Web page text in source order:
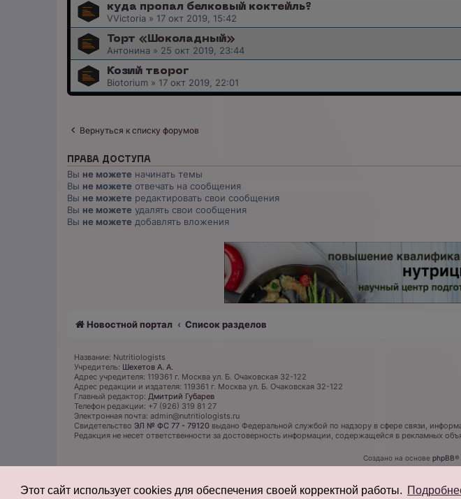
Этот сайт использует cookies для обеспечения своей корректной работы.
куда пропал белковый коктейль?
VVictoria » 17 окт 2019, 15:42
Торт «Шоколадный»
Антонина » 25 окт 2019, 23:44
Козий творог
Biotorium » 17 окт 2019, 22:01
Вернуться к списку форумов
ПРАВА ДОСТУПА
Вы не можете начинать темы
Вы не можете отвечать на сообщения
Вы не можете редактировать свои сообщения
Вы не можете удалять свои сообщения
Вы не можете добавлять вложения
Новостной портал Список разделов
Название: Nutritiologists
Учредитель: Шехетов А. А.
Адрес учредителя: 119361 г. Москва ул. Б. Очаковская 32-122
Адрес редакции и издателя: 119361 г. Москва ул. Б. Очаковская 32-122
Главный редактор: Дмитрий Губарев
Телефон редакции: +7 (926) 319 81 27
Электронная почта: admin@nutritiologists.ru
Cвидетельство ЭЛ № ФС 77 - 79120 выдано Федеральной службой по надзору в сфере связи,
Редакция не несет ответственности за достоверность информации, содержащейся в рекламных
Создано на основе phpBB®